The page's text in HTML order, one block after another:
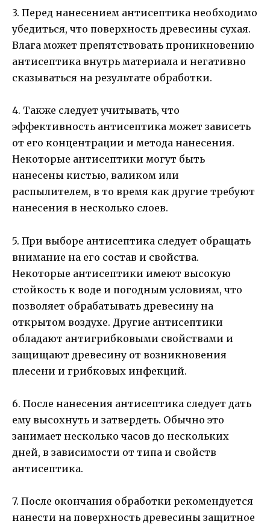
3. Перед нанесением антисептика необходимо
убедиться, что поверхность древесины сухая.
Влага может препятствовать проникновению
антисептика внутрь материала и негативно
сказываться на результате обработки.
4. Также следует учитывать, что
эффективность антисептика может зависеть
от его концентрации и метода нанесения.
Некоторые антисептики могут быть
нанесены кистью, валиком или
распылителем, в то время как другие требуют
нанесения в несколько слоев.
5. При выборе антисептика следует обращать
внимание на его состав и свойства.
Некоторые антисептики имеют высокую
стойкость к воде и погодным условиям, что
позволяет обрабатывать древесину на
открытом воздухе. Другие антисептики
обладают антигрибковыми свойствами и
защищают древесину от возникновения
плесени и грибковых инфекций.
6. После нанесения антисептика следует дать
ему высохнуть и затвердеть. Обычно это
занимает несколько часов до нескольких
дней, в зависимости от типа и свойств
антисептика.
7. После окончания обработки рекомендуется
нанести на поверхность древесины защитное